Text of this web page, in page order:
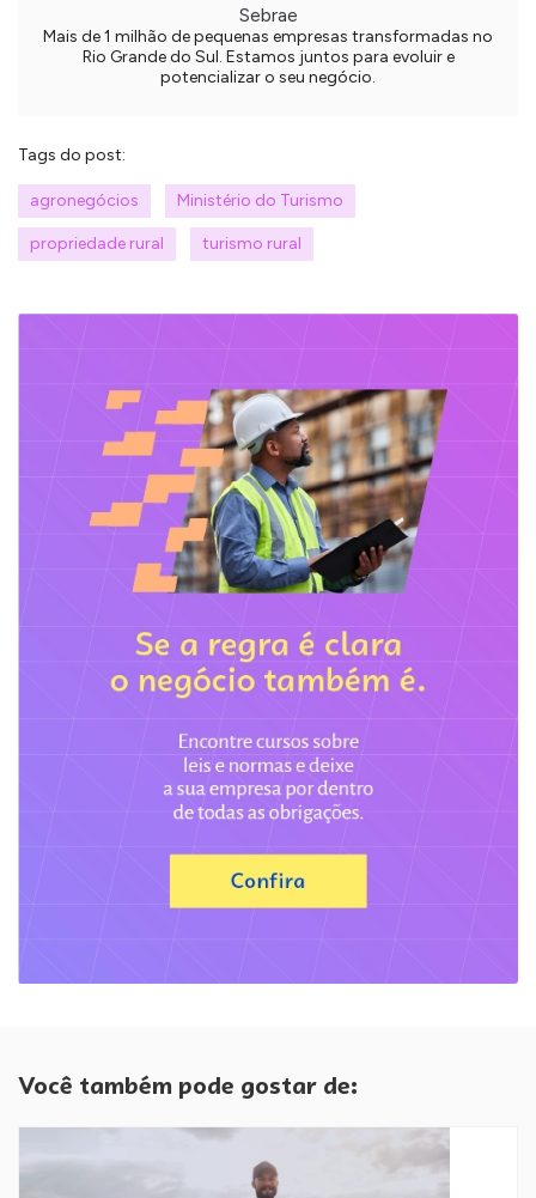
Sebrae
Mais de 1 milhão de pequenas empresas transformadas no
Rio Grande do Sul. Estamos juntos para evoluir e
potencializar o seu negócio.
Tags do post:
agronegócios Ministério do Turismo
propriedade rural turismo rural
Você também pode gostar de: